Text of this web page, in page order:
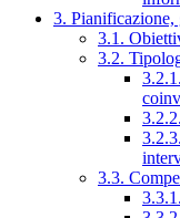
3. Pianificazione,
3.1.
3.2.
3.3.